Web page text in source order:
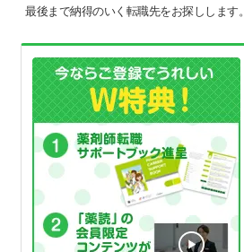
最後まで納得のいく転職先をお探しします。